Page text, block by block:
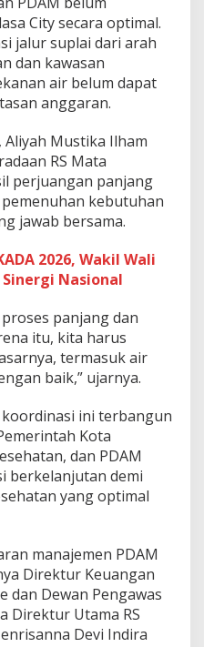
City secara optimal.
jalur suplai dari arah
dan kawasan
air belum dapat
anggaran.
Mustika Ilham
RS Mata
perjuangan panjang
kebutuhan
jawab bersama.
2026, Wakil Wali
Nasional
panjang dan
itu, kita harus
termasuk air
baik,” ujarnya.
ini terbangun
Kota
dan PDAM
berkelanjutan demi
yang optimal
manajemen PDAM
Direktur Keuangan
dan Dewan Pengawas
Direktur Utama RS
Devi Indira